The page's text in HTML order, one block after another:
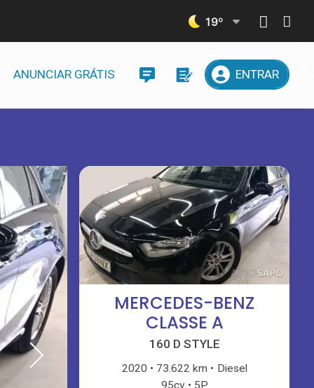
19º
ANUNCIAR GRÁTIS ENTRAR
MERCEDES-BENZ
CLASSE A
160 D STYLE
2020 73.622 km
Diesel
95cv
5P